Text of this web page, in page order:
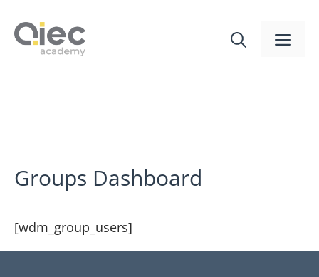
Groups Dashboard
[wdm_group_users]